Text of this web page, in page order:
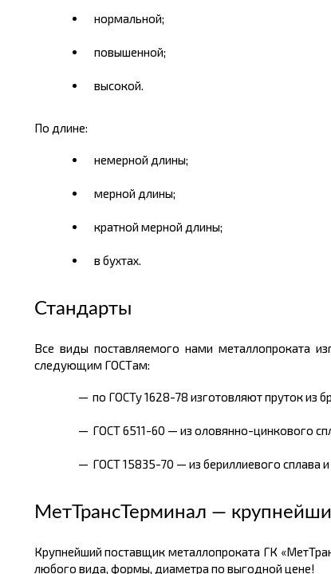
нормальной;
повышенной;
высокой.
По длине:
немерной длины;
мерной длины;
кратной мерной длины;
в бухтах.
Стандарты
Все виды поставляемого нами металлопроката
следующим ГОСТам:
по ГОСТу 1628-78 изготовляют пруток
ГОСТ 6511-60 — из оловянно-цинкового
ГОСТ 15835-70 — из бериллиевого сплава
МетТрансТерминал —
Крупнейший поставщик металлопроката ГК
любого вида, формы, диаметра по выгодной цене!